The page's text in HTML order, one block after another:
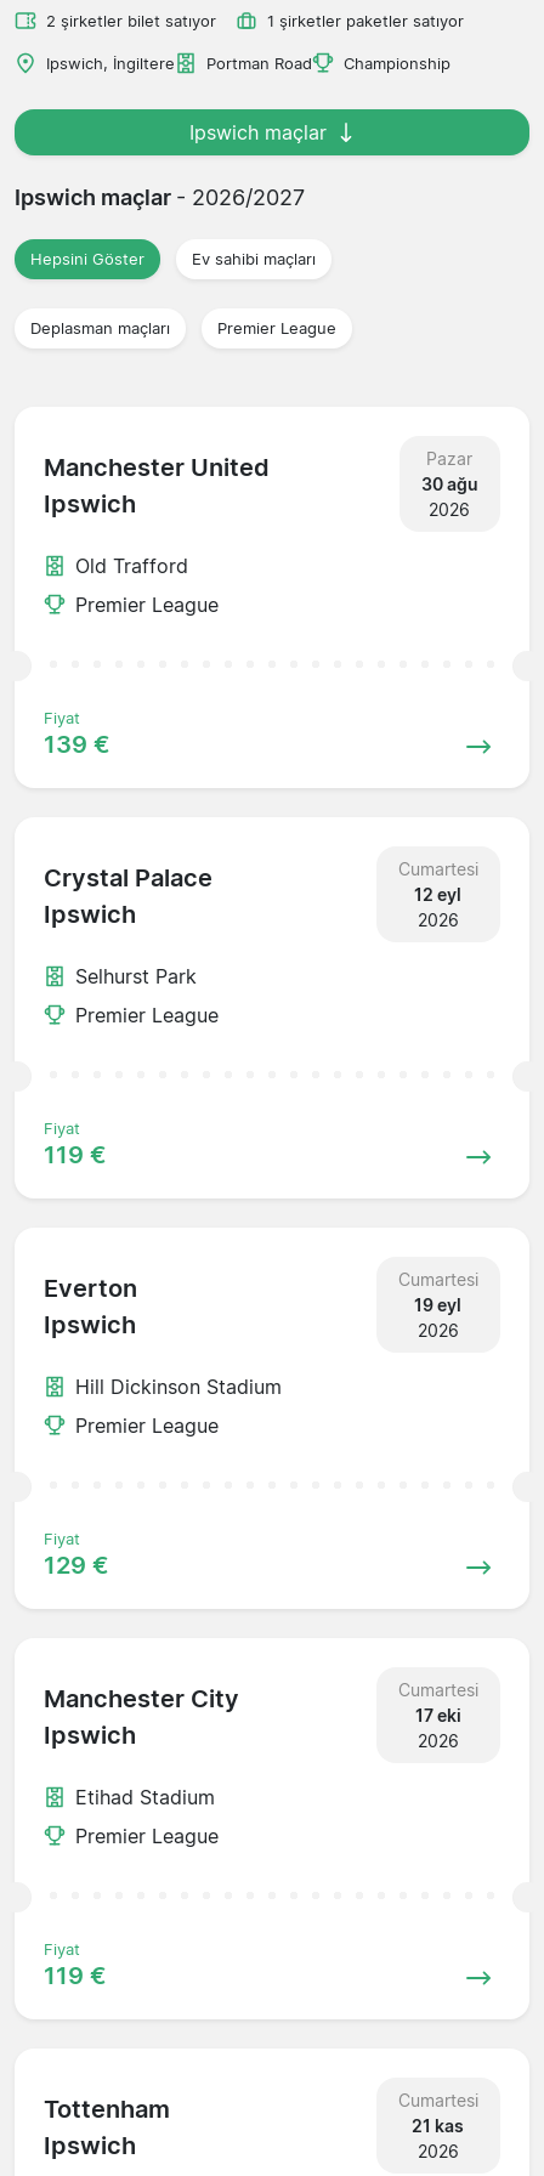
2 şirketler bilet satıyor 1 şirketler paketler satıyor
Ipswich, İngiltere Portman Road Championship
Ipswich maçlar
Ipswich maçlar - 2026/2027
Hepsini Göster Ev sahibi maçları
Deplasman maçları Premier League
Manchester United
Ipswich
Pazar
30 ağu
2026
Old Trafford
Premier League
Fiyat
139 €
Crystal Palace
Ipswich
Cumartesi
12 eyl
2026
Selhurst Park
Premier League
Fiyat
119 €
Everton
Ipswich
Cumartesi
19 eyl
2026
Hill Dickinson Stadium
Premier League
Fiyat
129 €
Manchester City
Ipswich
Cumartesi
17 eki
2026
Etihad Stadium
Premier League
Fiyat
119 €
Tottenham
Ipswich
Cumartesi
21 kas
2026